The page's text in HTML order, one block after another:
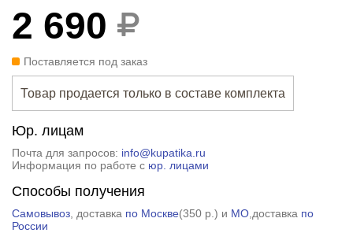
2 690
Поставляется под заказ
Товар продается только в составе комплекта
Юр. лицам
Почта для запросов: info@kupatika.ru
Информация по работе с юр. лицами
Способы получения
Самовывоз, доставка по Москве(350 р. ) и МО,доставка по
России